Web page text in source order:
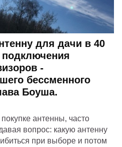
для дачи в 40
подключения
-
бессменного
Боуша.
антенны, часто
вопрос: какую антенну
при выборе и потом